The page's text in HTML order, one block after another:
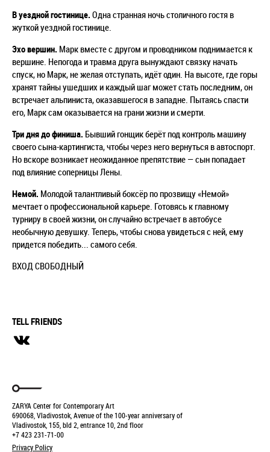
В уездной гостинице. Одна странная ночь столичного гостя в
жуткой уездной гостинице.
Эхо вершин. Марк вместе с другом и проводником поднимается к
вершине. Непогода и травма друга вынуждают связку начать
спуск, но Марк, не желая отступать, идёт один. На высоте, где горы
хранят тайны ушедших и каждый шаг может стать последним, он
встречает альпиниста, оказавшегося в западне. Пытаясь спасти
его, Марк сам оказывается на грани жизни и смерти.
Три дня до финиша. Бывший гонщик берёт под контроль машину
своего сына-картингиста, чтобы через него вернуться в автоспорт.
Но вскоре возникает неожиданное препятствие — сын попадает
под влияние соперницы Лены.
Немой. Молодой талантливый боксёр по прозвищу«Немой»
мечтает о профессиональной карьере. Готовясь к главному
турниру в своей жизни, он случайно встречает в автобусе
необычную девушку. Теперь, чтобы снова увидеться с ней, ему
придется победить... самого себя.
ВХОД СВОБОДНЫЙ
TELL FRIENDS
ZARYA Center for Contemporary Art
690068, Vladivostok, Avenue of the 100-year anniversary of
Vladivostok, 155, bld 2, entrance 10, 2nd floor
+7 423 231-71-00
Privacy Policy